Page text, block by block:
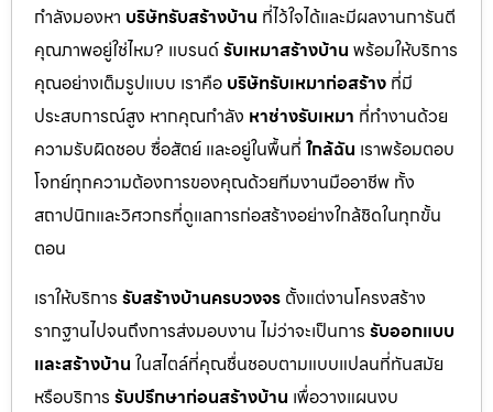
กำลังมองหา บริษัทรับสร้างบ้าน ที่ไว้ใจได้และมีผลงานการันตี
คุณภาพอยู่ใช่ไหม? แบรนด์รับเหมาสร้างบ้าน พร้อมให้บริการ
คุณอย่างเต็มรูปแบบ เราคือ บริษัทรับเหมาก่อสร้าง ที่มี
ประสบการณ์สูง หากคุณกำลัง หาช่างรับเหมา ที่ทำงานด้วย
ความรับผิดชอบ ซื่อสัตย์ และอยู่ในพื้นที่ ใกล้ฉัน เราพร้อมตอบ
โจทย์ทุกความต้องการของคุณด้วยทีมงานมืออาชีพ ทั้ง
สถาปนิกและวิศวกรที่ดูแลการก่อสร้างอย่างใกล้ชิดในทุกขั้น
ตอน
เราให้บริการ รับสร้างบ้านครบวงจร ตั้งแต่งานโครงสร้าง
รากฐานไปจนถึงการส่งมอบงาน ไม่ว่าจะเป็นการ รับออกแบบ
และสร้างบ้าน ในสไตล์ที่คุณชื่นชอบตามแบบแปลนที่ทันสมัย
หรือบริการ รับปรึกษาก่อนสร้างบ้าน เพื่อวางแผนงบ